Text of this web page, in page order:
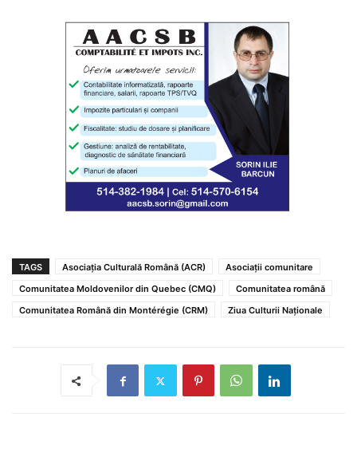
TAGS Asociația Culturală Română (ACR)
Asociații comunitare
Comunitatea Moldovenilor din Quebec (CMQ)
Comunitatea română
Comunitatea Română din Montérégie (CRM)
Ziua Culturii Naționale